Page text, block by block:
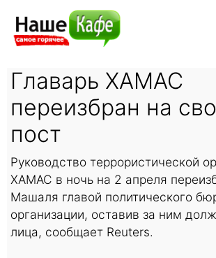
Главарь ХАМАС
переизбран на
пост
Руководство террористической
ХАМАС в ночь на 2 апреля
Машаля главой политического
организации, оставив за ним
лица, сообщает Reuters.